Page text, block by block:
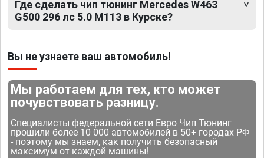
Где сделать чип тюнинг Mercedes W463
G500 296 лс 5.0 M113 в Курске?
Вы не узнаете ваш автомобиль!
Мы работаем для тех, кто может
почувствовать разницу.
Специалисты федеральной сети Евро Чип Тюнинг
прошили более 10 000 автомобилей в 50+ городах РФ
- поэтому мы знаем, как получить безопасный
максимум от каждой машины!